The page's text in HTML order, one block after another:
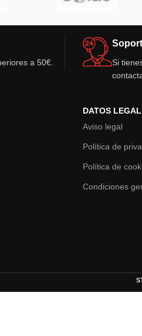
a 50€.
Si
DATOS
Aviso legal
Política de
Política de
Condiciones